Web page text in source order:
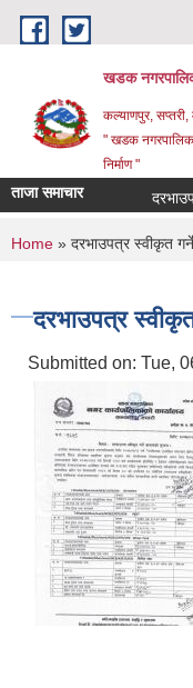
Skip to main content
खडक
कल्याणपुर,
" खडक
निर्माण "
ताजा समाचार
You are
Home » दरभाउपत्र स्वीकृत
दरभाउपत्र
Submitted on: Tue,